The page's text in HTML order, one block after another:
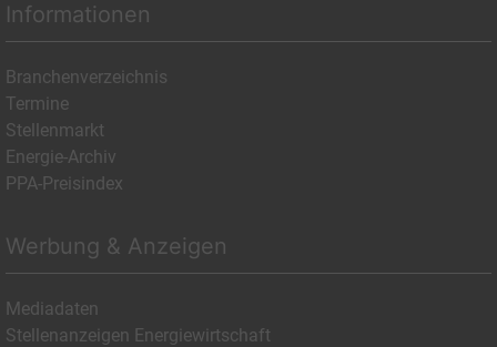
Informationen
Branchenverzeichnis
Termine
Stellenmarkt
Energie-Archiv
PPA-Preisindex
Werbung & Anzeigen
Mediadaten
Stellenanzeigen Energiewirtschaft